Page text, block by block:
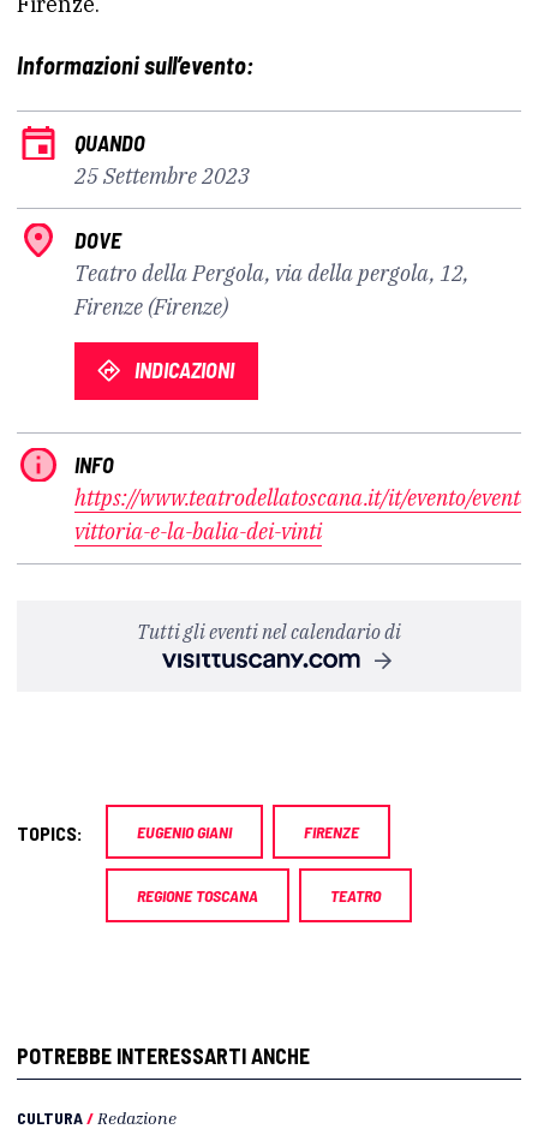
Informazioni sull’evento:
QUANDO
25 Settembre 2023
DOVE
Teatro della Pergola, via della pergola, 12,
Firenze (Firenze)
INDICAZIONI
INFO
https://www.teatrodellatoscana.it/it/evento/
vittoria-e-la-balia-dei-vinti
Tutti gli eventi nel calendario di
TOPICS: EUGENIO GIANI FIRENZE
REGIONE TOSCANA TEATRO
POTREBBE INTERESSARTI ANCHE
CULTURA/ Redazione